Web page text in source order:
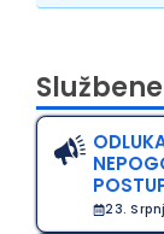
23.